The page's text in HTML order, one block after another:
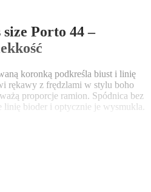
Porto 44 –
koronką podkreśla biust i linię
rękawy z frędzlami w stylu boho
proporcje ramion. Spódnica bez
linię bioder i optycznie je wysmukla.
akcentują nogi. Wyraźny wzór